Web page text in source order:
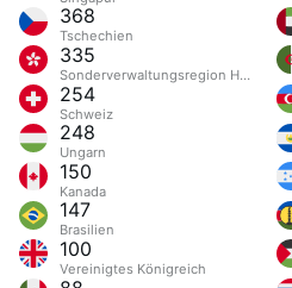
368
Tschechien
335
Sonderverwaltungsregion Hongkong
254
Schweiz
248
Ungarn
150
Kanada
147
Brasilien
100
Vereinigtes Königreich